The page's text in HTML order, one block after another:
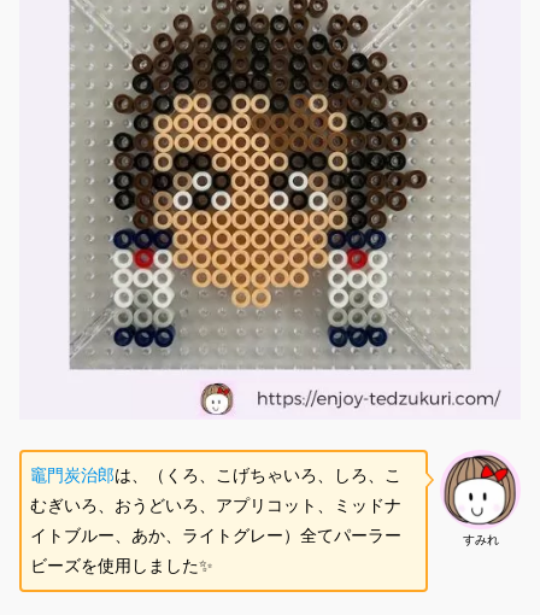
すみれ
竈門炭治郎は、（くろ、こげちゃいろ、しろ、こ
むぎいろ、おうどいろ、アプリコット、ミッドナ
イトブルー、あか、ライトグレー）全てパーラー
ビーズを使用しました✨